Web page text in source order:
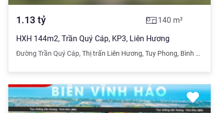
1.13 tỷ 140 m²
HXH 144m2, Trần Quý Cáp, KP3, Liên Hương
Đường Trần Quý Cáp, Thị trấn Liên Hương, Tuy Phong, Bình Thuận